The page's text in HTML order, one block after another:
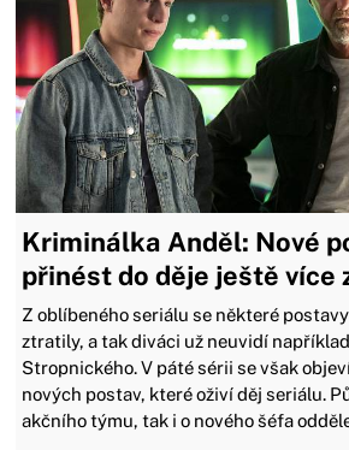
Kriminálka Anděl: Nové
přinést do děje ještě více
Z oblíbeného seriálu se některé
ztratily, a tak diváci už neuvidí
Stropnického. V páté sérii se však
nových postav, které oživí děj seriálu.
akčního týmu, tak i o nového šéfa